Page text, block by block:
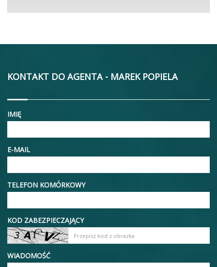
KONTAKT DO AGENTA - MAREK POPIELA
IMIĘ
E-MAIL
TELEFON KOMÓRKOWY
KOD ZABEZPIECZAJĄCY
WIADOMOŚĆ